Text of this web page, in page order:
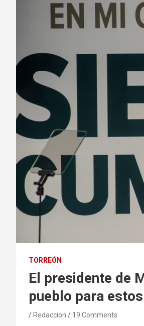
TORREÓN
El presidente de
pueblo para
Redaccion 19 Comments